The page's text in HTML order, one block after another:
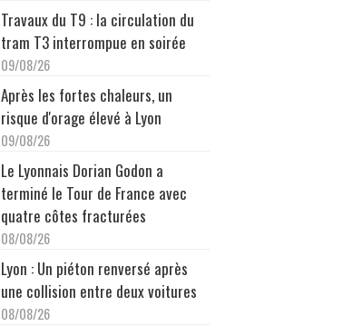
Travaux du T9 : la circulation du
tram T3 interrompue en soirée
09/08/26
Après les fortes chaleurs, un
risque d'orage élevé à Lyon
09/08/26
Le Lyonnais Dorian Godon a
terminé le Tour de France avec
quatre côtes fracturées
08/08/26
Lyon : Un piéton renversé après
une collision entre deux voitures
08/08/26